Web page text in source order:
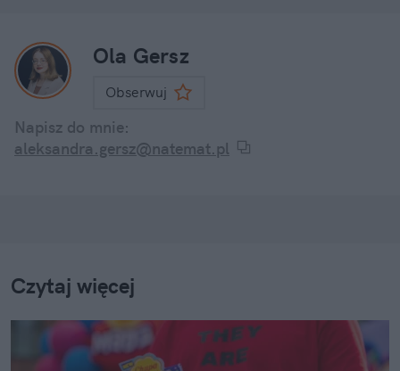
Ola Gersz
Obserwuj
Napisz do mnie:
aleksandra.gersz@natemat.pl
Czytaj więcej